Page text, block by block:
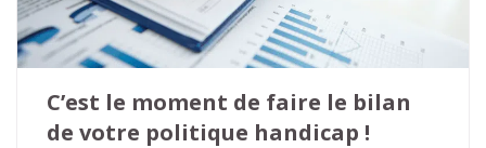
C’est le moment de faire le bilan
de votre politique handicap !